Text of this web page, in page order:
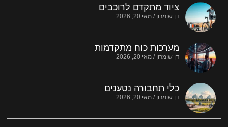
ציוד מתקדם לרוכבים
דן שומרון מאי 20, 2026
מערכות כוח מתקדמות
דן שומרון מאי 20, 2026
כלי תחבורה נטענים
דן שומרון מאי 20, 2026